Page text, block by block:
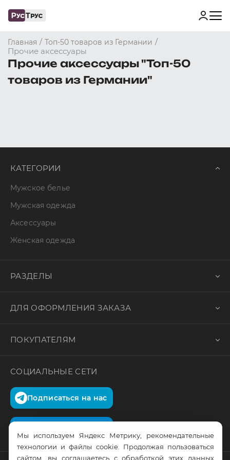
Главная / Топ-50 товаров из Германии /
Прочие аксессуары
Прочие аксессуары "Топ-50
товаров из Германии"
КАТЕГОРИИ
Мужское белье
Мужская одежда
Аксессуары
Женская одежда
РАЗДЕЛЫ
ДЛЯ ОФОРМЛЕНИЯ ЗАКАЗА
ПОКУПАТЕЛЯМ
СОЦИАЛЬНЫЕ СЕТИ
Подписаться на нас
Мы используем Яндекс Метрику, рекомендательные
технологии и файлы cookie. Продолжая пользоваться
сайтом, вы соглашаетесь с обработкой этих данных